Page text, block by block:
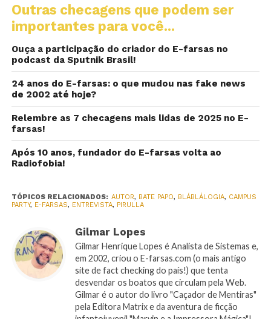
Outras checagens que podem ser
importantes para você...
Ouça a participação do criador do E-farsas no
podcast da Sputnik Brasil!
24 anos do E-farsas: o que mudou nas fake news
de 2002 até hoje?
Relembre as 7 checagens mais lidas de 2025 no E-
farsas!
Após 10 anos, fundador do E-farsas volta ao
Radiofobia!
TÓPICOS RELACIONADOS: AUTOR, BATE PAPO, BLÁBLÁLOGIA, CAMPUS
PARTY, E-FARSAS, ENTREVISTA, PIRULLA
Gilmar Lopes
Gilmar Henrique Lopes é Analista de Sistemas e,
em 2002, criou o E-farsas.com (o mais antigo
site de fact checking do país!) que tenta
desvendar os boatos que circulam pela Web.
Gilmar é o autor do livro "Caçador de Mentiras"
pela Editora Matrix e da aventura de ficção